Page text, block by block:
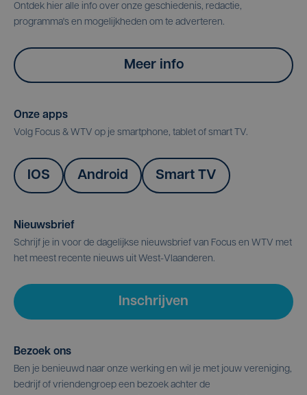
Ontdek hier alle info over onze geschiedenis, redactie,
programma's en mogelijkheden om te adverteren.
Meer info
Onze apps
Volg Focus & WTV op je smartphone, tablet of smart TV.
IOS Android Smart TV
Nieuwsbrief
Schrijf je in voor de dagelijkse nieuwsbrief van Focus en WTV met
het meest recente nieuws uit West-Vlaanderen.
Inschrijven
Bezoek ons
Ben je benieuwd naar onze werking en wil je met jouw vereniging,
bedrijf of vriendengroep een bezoek achter de